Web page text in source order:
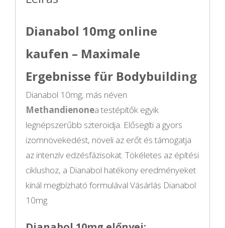
Dianabol 10mg online
kaufen – Maximale
Ergebnisse für Bodybuilding
Dianabol 10mg, más néven
Methandienonea testépítők egyik
legnépszerűbb szteroidja. Elősegíti a gyors
izomnövekedést, növeli az erőt és támogatja
az intenzív edzésfázisokat. Tökéletes az építési
ciklushoz, a Dianabol hatékony eredményeket
kínál megbízható formulával Vásárlás Dianabol
10mg.